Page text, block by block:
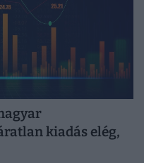
kiadás elég,